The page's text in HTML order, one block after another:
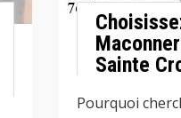
Sainte
Pourquoi